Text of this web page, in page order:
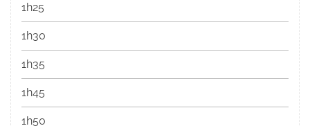
1h25
1h30
1h35
1h45
1h50